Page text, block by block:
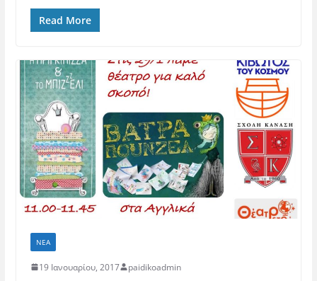
Read More
ΝΈΑ
19 Ιανουαρίου, 2017 paidikoadmin